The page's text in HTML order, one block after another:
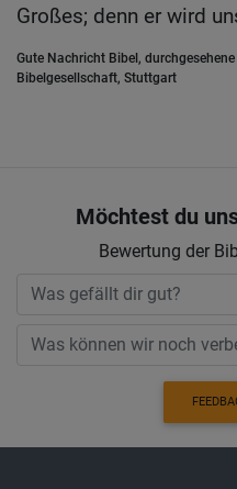
Großes; denn er wird
Gute Nachricht Bibel,
Bibelgesellschaft, Stuttgart
Möchtest du
Bewertung der